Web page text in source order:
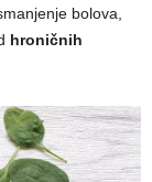
bolova,
hroničnih